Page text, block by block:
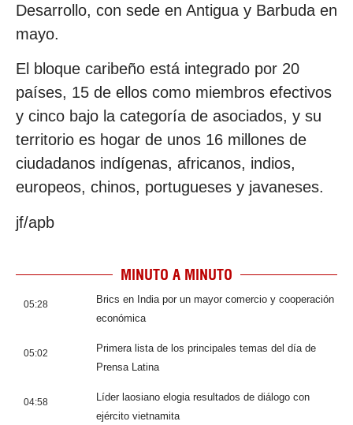
Desarrollo, con sede en Antigua y Barbuda en
mayo.
El bloque caribeño está integrado por 20
países, 15 de ellos como miembros efectivos
y cinco bajo la categoría de asociados, y su
territorio es hogar de unos 16 millones de
ciudadanos indígenas, africanos, indios,
europeos, chinos, portugueses y javaneses.
jf/apb
MINUTO A MINUTO
05:28
Brics en India por un mayor comercio y cooperación
económica
05:02
Primera lista de los principales temas del día de
Prensa Latina
04:58
Líder laosiano elogia resultados de diálogo con
ejército vietnamita